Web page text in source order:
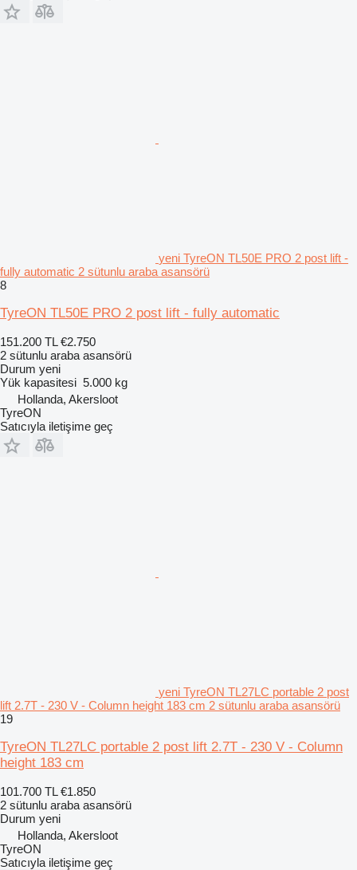
yeni TyreON TL50E PRO 2 post lift -
fully automatic 2 sütunlu araba asansörü
8
TyreON TL50E PRO 2 post lift - fully automatic
151.200 TL €2.750
2 sütunlu araba asansörü
Durum yeni
Yük kapasitesi 5.000 kg
Hollanda, Akersloot
TyreON
Satıcıyla iletişime geç
yeni TyreON TL27LC portable 2 post
lift 2.7T - 230 V - Column height 183 cm 2 sütunlu araba asansörü
19
TyreON TL27LC portable 2 post lift 2.7T - 230 V - Column
height 183 cm
101.700 TL €1.850
2 sütunlu araba asansörü
Durum yeni
Hollanda, Akersloot
TyreON
Satıcıyla iletişime geç